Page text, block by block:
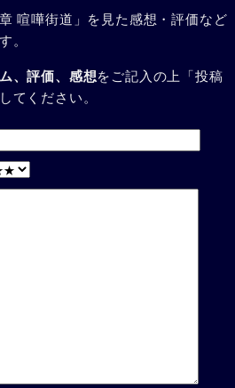
喧嘩街道」を見た感想・評価など
。
、評価、感想をご記入の上「投稿
てください。